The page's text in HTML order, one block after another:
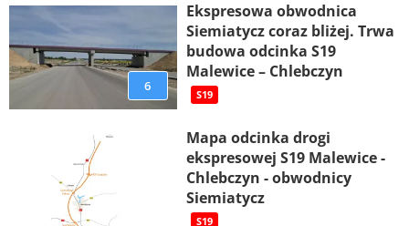
6
Ekspresowa obwodnica
Siemiatycz coraz bliżej. Trwa
budowa odcinka S19
Malewice – Chlebczyn
S19
Mapa odcinka drogi
ekspresowej S19 Malewice -
Chlebczyn - obwodnicy
Siemiatycz
S19